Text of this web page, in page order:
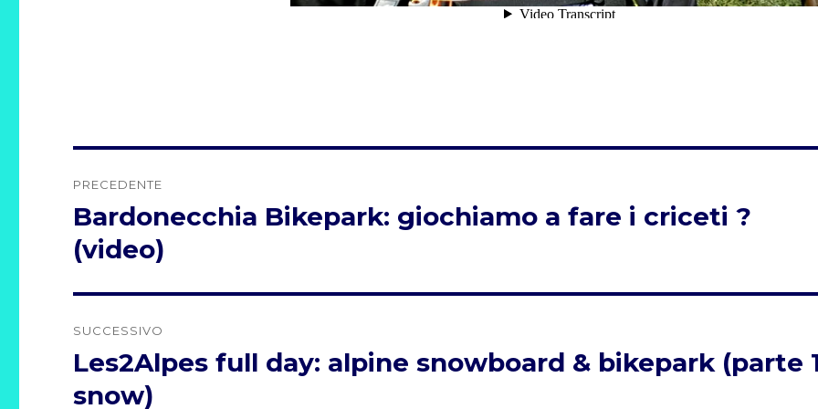
articoli
PRECEDENTE
Articolo
precedente:
Bardonecchia Bikepark: giochiamo a fare i criceti ?
(video)
SUCCESSIVO
Articolo
successivo:
Les2Alpes full day: alpine snowboard & bikepark (parte
snow)